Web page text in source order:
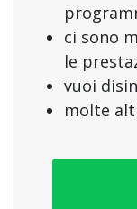
ci sono
le
vuoi
molte